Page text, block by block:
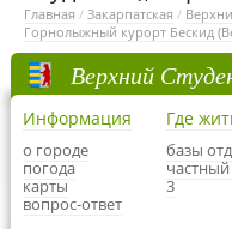
Главная / Закарпатская /
Горнолыжный курорт Бескид
Верхний
Информация
о городе
погода
карты
вопрос-ответ
Где
базы
3